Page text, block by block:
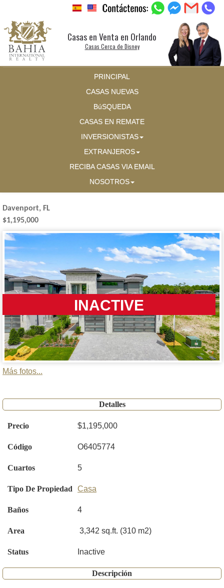
Casas en Venta en Orlando
Casas Cerca de Disney
PRINCIPAL
CASAS NUEVAS
BúSQUEDA
CASAS EN REMATE
INVERSIONISTAS
EXTRANJEROS
RECIBA CASAS VIA EMAIL
NOSOTROS
Davenport, FL
$1,195,000
INACTIVE
Más fotos...
Detalles
Precio $1,195,000
Código O6405774
Cuartos 5
Tipo De Propiedad Casa
Baños 4
Area 3,342 sq.ft. (310 m2)
Status Inactive
Descripción